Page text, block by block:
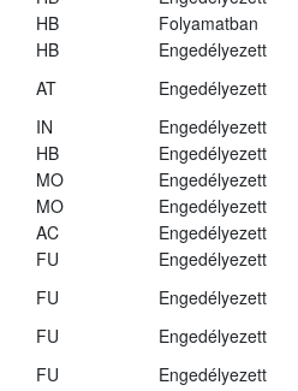
HB
Folyamatban
HB
Engedélyezett
AT
Engedélyezett
IN
Engedélyezett
HB
Engedélyezett
MO
Engedélyezett
MO
Engedélyezett
AC
Engedélyezett
FU
Engedélyezett
FU
Engedélyezett
FU
Engedélyezett
FU
Engedélyezett